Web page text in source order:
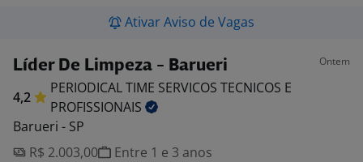
Ativar Aviso de Vagas
Líder De Limpeza - Barueri Ontem
4,2
PERIODICAL TIME SERVICOS TECNICOS E
PROFISSIONAIS
Barueri - SP
R$ 2.003,00
Entre 1 e 3 anos